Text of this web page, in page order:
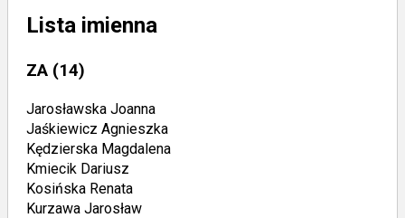
Lista imienna
ZA (14)
Jarosławska Joanna
Jaśkiewicz Agnieszka
Kędzierska Magdalena
Kmiecik Dariusz
Kosińska Renata
Kurzawa Jarosław